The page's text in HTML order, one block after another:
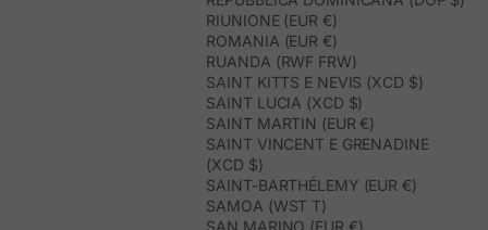
RIUNIONE (EUR €)
ROMANIA (EUR €)
RUANDA (RWF FRW)
SAINT KITTS E NEVIS (XCD $)
SAINT LUCIA (XCD $)
SAINT MARTIN (EUR €)
SAINT VINCENT E GRENADINE
(XCD $)
SAINT-BARTHÉLEMY (EUR €)
SAMOA (WST T)
SAN MARINO (EUR €)